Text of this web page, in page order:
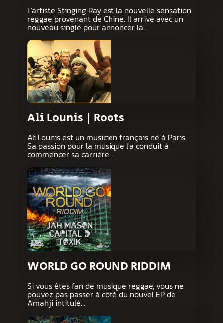
L'artiste Stinging Ray est la nouvelle sensation
reggae provenant de Chine. Il arrive avec un
nouveau single pour annoncer la…
Ali Lounis | Roots
Ali Lounis est un musicien français né à Paris.
Sa passion pour la musique l'a conduit à
commencer sa carrière…
WORLD GO ROUND RIDDIM
Si vous êtes fan de musique reggae, vous ne
pouvez pas passer à côté du nouvel EP de
Amahji intitulé…